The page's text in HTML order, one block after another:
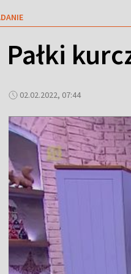
Pałki
02.02.2022, 07:44